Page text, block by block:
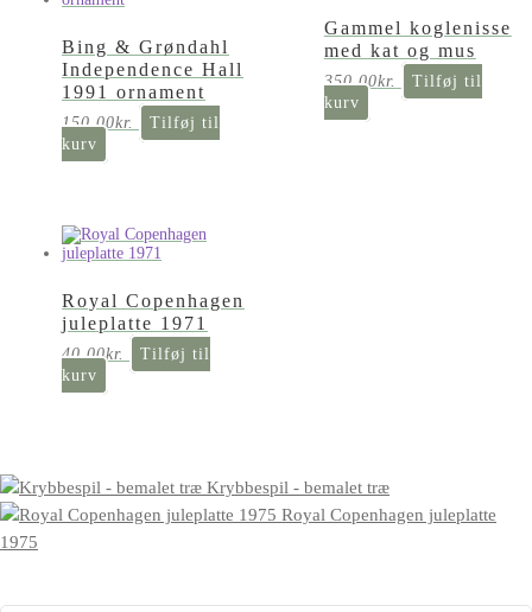
Bing & Grøndahl
Independence Hall
1991 ornament
150,00kr.
Tilføj til
kurv
Gammel koglenisse
med kat og mus
350,00kr.
Tilføj til
kurv
Royal Copenhagen
juleplatte 1971
40,00kr.
Tilføj til
kurv
Krybbespil - bemalet træ
Royal Copenhagen juleplatte
1975